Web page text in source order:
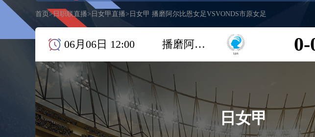
首页 >日职联直播> 日女甲直播> 日女甲 播磨阿尔比恩女足VSVONDS市原女足
06月06日 12:00 播磨阿尔比恩女足 0-
日女甲